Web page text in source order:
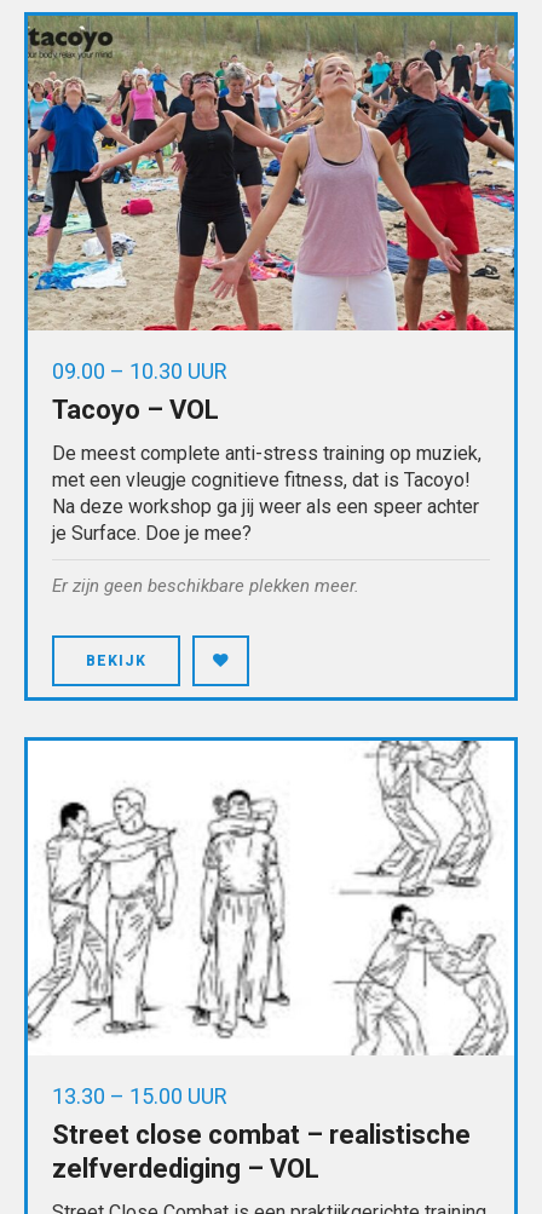
09.00 – 10.30 UUR
Tacoyo – VOL
De meest complete anti-stress training op muziek,
met een vleugje cognitieve fitness, dat is Tacoyo!
Na deze workshop ga jij weer als een speer achter
je Surface. Doe je mee?
Er zijn geen beschikbare plekken meer.
BEKIJK
13.30 – 15.00 UUR
Street close combat – realistische
zelfverdediging – VOL